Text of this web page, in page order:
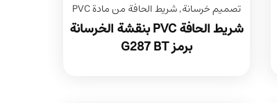
تصميم خرسانة,شريط الحافة من مادة PVC
شريط الحافة PVC بنقشة الخرسانة
برمز G287 BT